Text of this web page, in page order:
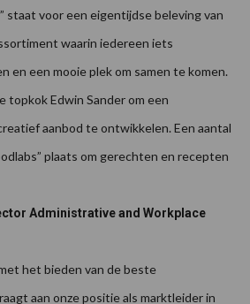
staat voor een eigentijdse beleving van
waarin iedereen iets
en een mooie plek om samen te komen.
topkok Edwin Sander om een
aanbod te ontwikkelen. Een aantal
plaats om gerechten en recepten
Administrative and Workplace
het bieden van de beste
aan onze positie als marktleider in